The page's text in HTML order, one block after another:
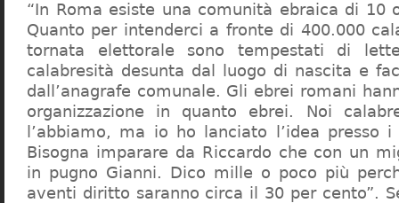
“In Roma esiste una comunità ebraica di 10
Quanto per intenderci a fronte di 400.000
tornata elettorale sono tempestati di
calabresità desunta dal luogo di nascita e
dall’anagrafe comunale. Gli ebrei romani
organizzazione in quanto ebrei. Noi
l’abbiamo, ma io ho lanciato l’idea presso
Bisogna imparare da Riccardo che con un
in pugno Gianni. Dico mille o poco più
aventi diritto saranno circa il 30 per cento”.